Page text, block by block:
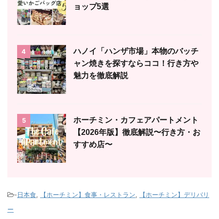
ョップ5選
4
ハノイ「ハンザ市場」本物のバッチ
ャン焼きを探すならココ！行き方や
魅力を徹底解説
5
ホーチミン・カフェアパートメント
【2026年版】徹底解説〜行き方・お
すすめ店〜
-日本食, 【ホーチミン】食事・レストラン,
【ホーチミン】デリバリ
ー